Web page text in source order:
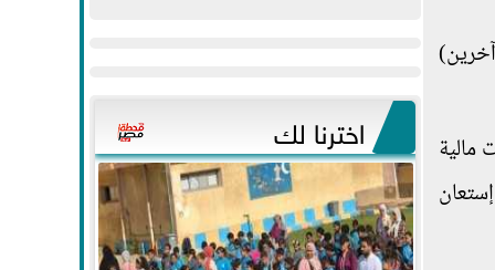
الواقعة بالإشتراك مع (5 أشخاص آخرين)
مالية
اخترنا لك